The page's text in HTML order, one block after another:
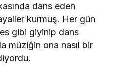
dans eden
kurmuş. Her gün
gibi giyinip dans
müziğin ona nasıl bir